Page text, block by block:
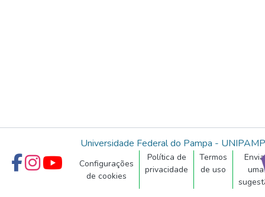
Universidade Federal do Pampa -
Configurações
de cookies
Política de
privacidade
Termos
de uso
uma